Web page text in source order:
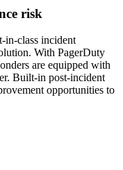
risk
in-class incident
With PagerDuty
are equipped with
Built-in post-incident
opportunities to